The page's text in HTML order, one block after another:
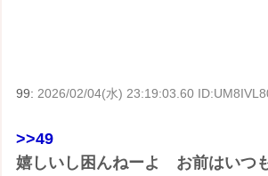
99: 2026/02/04(水) 23:19:03.60
>>49
嬉しいし困んねーよ お前はいつ